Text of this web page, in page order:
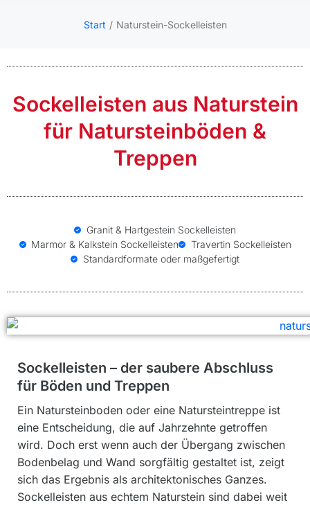
Sie befinden sich hier:
Start Naturstein-Sockelleisten
Sockelleisten aus Naturstein
für Natursteinböden &
Treppen
Granit & Hartgestein Sockelleisten
Marmor & Kalkstein Sockelleisten
Travertin Sockelleisten
Standardformate oder maßgefertigt
Sockelleisten – der saubere Abschluss
für Böden und Treppen
Ein Natursteinboden oder eine Natursteintreppe ist
eine Entscheidung, die auf Jahrzehnte getroffen
wird. Doch erst wenn auch der Übergang zwischen
Bodenbelag und Wand sorgfältig gestaltet ist, zeigt
sich das Ergebnis als architektonisches Ganzes.
Sockelleisten aus echtem Naturstein sind dabei weit